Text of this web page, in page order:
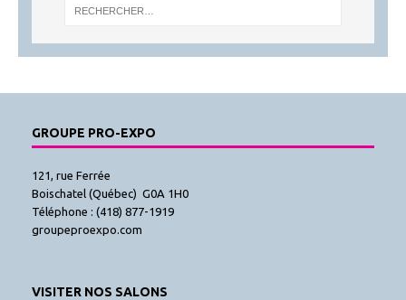
GROUPE PRO-EXPO
121, rue Ferrée
Boischatel (Québec) G0A 1H0
Téléphone : (418) 877-1919
groupeproexpo.com
VISITER NOS SALONS